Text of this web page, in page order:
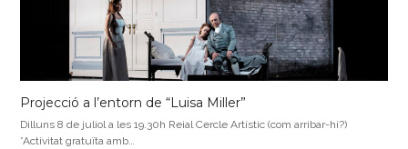
Projecció a l’entorn de “Luisa Miller”
Dilluns 8 de juliol a les 19.30h Reial Cercle Artístic (com arribar-hi?)
*Activitat gratuïta amb…